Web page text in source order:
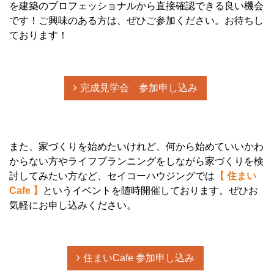
を建築のプロフェッショナルから直接確認できる良い機会
です！ご興味のある方は、ぜひご参加ください。お待ちし
ております！
完成見学会 参加申し込み
また、家づくりを始めたいけれど、何から始めていいかわ
からない方やライフプランニングをしながら家づくりを検
討してみたい方など、セイコーハウジングでは 【 住まい
Cafe 】
というイベントを随時開催しております。ぜひお
気軽にお申し込みください。
住まいCafe 参加申し込み